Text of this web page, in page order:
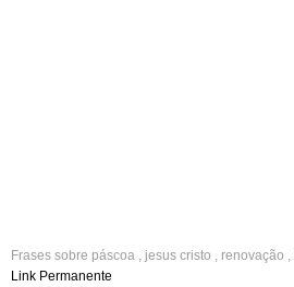
Frases sobre páscoa jesus cristo renovação
luz
Link Permanente